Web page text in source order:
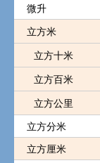
微升
立方米
立方十米
立方百米
立方公里
立方分米
立方厘米